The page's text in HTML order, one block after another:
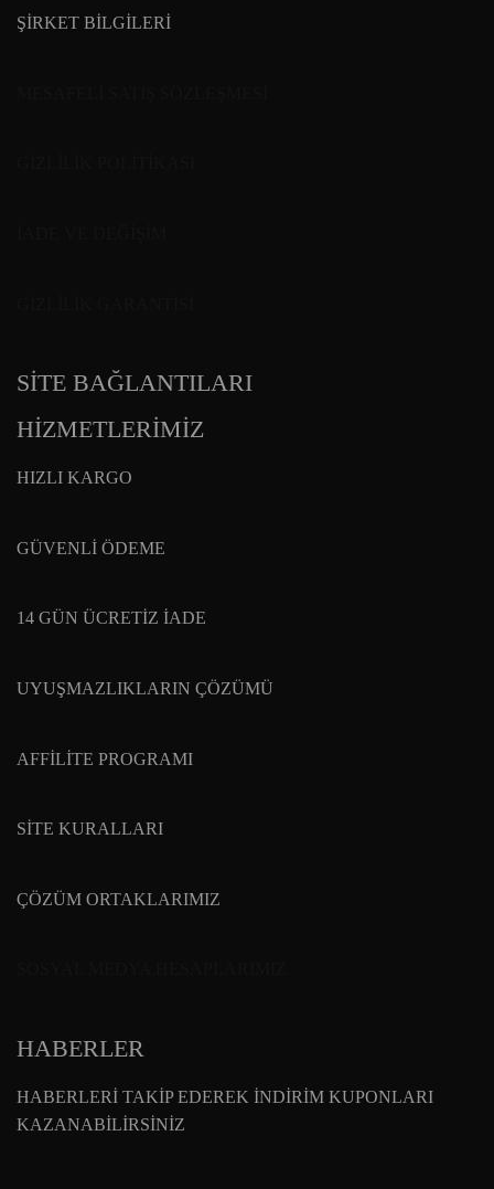
ŞİRKET BİLGİLERİ
SİTE BAĞLANTILARI
HİZMETLERİMİZ
HIZLI KARGO
GÜVENLİ ÖDEME
14 GÜN ÜCRETİZ İADE
UYUŞMAZLIKLARIN ÇÖZÜMÜ
AFFİLİTE PROGRAMI
SİTE KURALLARI
ÇÖZÜM ORTAKLARIMIZ
HABERLER
HABERLERİ TAKİP EDEREK İNDİRİM KUPONLARI
KAZANABİLİRSİNİZ